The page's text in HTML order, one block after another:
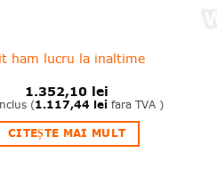
ham lucru la inaltime
1.352,10 lei
(1.117,44 leifara TVA )
CITEȘTE MAI MULT